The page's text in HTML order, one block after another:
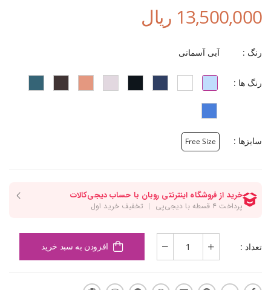
13,500,000 ریال
رنگ : آبی آسمانی
رنگ ها :
سایزها : Free Size
تعداد : افزودن به سبد خرید